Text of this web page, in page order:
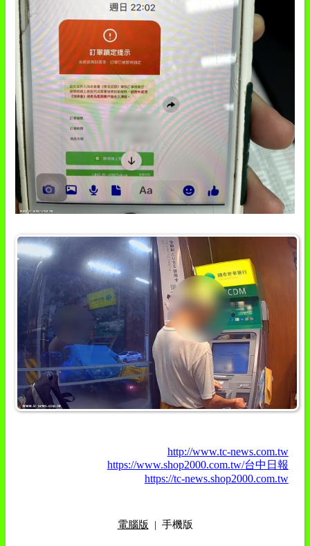
http://www.tc-news.com.tw
https://www.shop2000.com.tw/台中日報
https://tc-news.shop2000.com.tw
電腦版 | 手機版